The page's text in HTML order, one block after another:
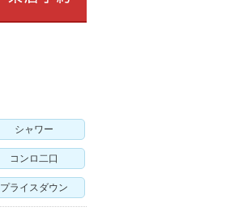
シャワー
コンロ二口
プライスダウン